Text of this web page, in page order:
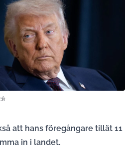
att hans föregångare tillät 11
in i landet.